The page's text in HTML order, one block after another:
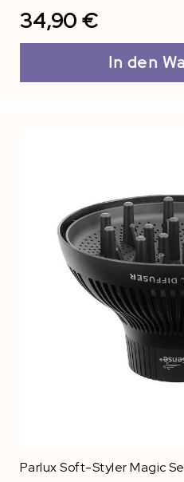
34,90 €
In den
Parlux Soft-Styler Magic